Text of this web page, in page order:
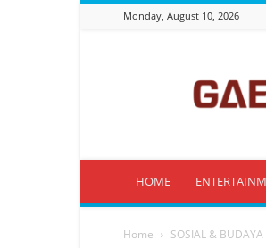
Monday, August 10, 2026
HOME
Home SOSIAL & BUDAYA